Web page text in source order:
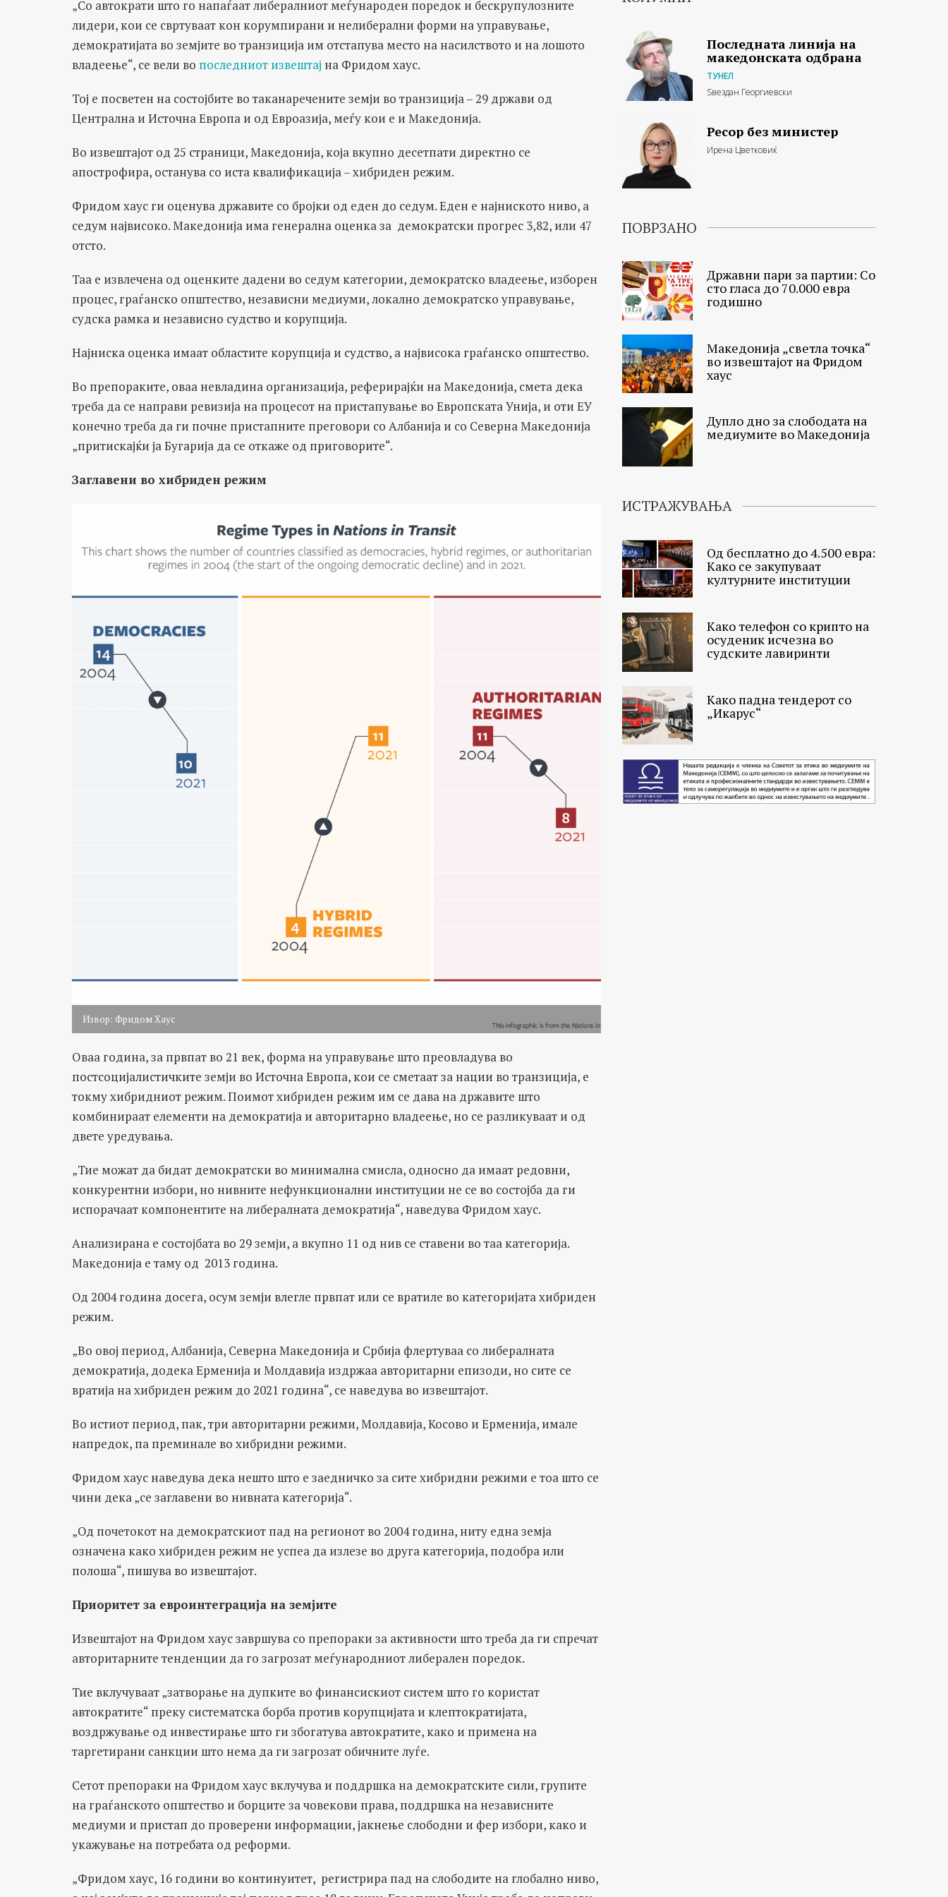
„Со автократи што го напаѓаат либералниот меѓународен поредок и бескрупулозните
лидери, кои се свртуваат кон корумпирани и нелиберални форми на управување,
демократијата во земјите во транзиција им отстапува место на насилството и на лошото
владеење“, се вели во последниот извештај на Фридом хаус.
Тој е посветен на состојбите во таканаречените земји во транзиција – 29 држави од
Централна и Источна Европа и од Евроазија, меѓу кои е и Македонија.
Во извештајот од 25 страници, Македонија, која вкупно десетпати директно се
апострофира, останува со иста квалификација – хибриден режим.
Фридом хаус ги оценува државите со бројки од еден до седум. Еден е најниското ниво, а
седум највисоко. Македoнија има генерална оценка за демократски прогрес 3,82, или 47
отсто.
Таа е извлечена од оценките дадени во седум категории, демократско владеење, изборен
процес, граѓанско општество, независни медиуми, локално демократско управување,
судска рамка и независно судство и корупција.
Најниска оценка имаат областите корупција и судство, а највисока граѓанско општество.
Во препораките, оваа невладина организација, реферирајќи на Македонија, смета дека
треба да се направи ревизија на процесот на пристапување во Европската Унија, и оти ЕУ
конечно треба да ги почне пристапните преговори со Албанија и со Северна Македонија
„притискајќи ја Бугарија да се откаже од приговорите“.
Заглавени во хибриден режим
Извор: Фридом Хаус
Оваа година, за првпат во 21 век, форма на управување што преовладува во
постсоцијалистичките земји во Источна Европа, кои се сметаат за нации во транзиција, е
токму хибридниот режим. Поимот хибриден режим им се дава на државите што
комбинираат елементи на демократија и авторитарно владеење, но се разликуваат и од
двете уредувања.
„Тие можат да бидат демократски во минимална смисла, односно да имаат редовни,
конкурентни избори, но нивните нефункционални институции не се во состојба да ги
испорачаат компонентите на либералната демократија“, наведува Фридом хаус.
Анализирана е состојбата во 29 земји, а вкупно 11 од нив се ставени во таа категорија.
Македонија е таму од 2013 година.
Од 2004 година досега, осум земји влегле првпат или се вратиле во категоријата хибриден
режим.
„Во овој период, Албанија, Северна Македонија и Србија флертуваа со либералната
демократија, додека Ерменија и Молдавија издржаа авторитарни епизоди, но сите се
вратија на хибриден режим до 2021 година“, се наведува во извештајот.
Во истиот период, пак, три авторитарни режими, Молдавија, Косово и Ерменија, имале
напредок, па преминале во хибридни режими.
Фридом хаус наведува дека нешто што е заедничко за сите хибридни режими е тоа што се
чини дека „се заглавени во нивната категорија“.
„Од почетокот на демократскиот пад на регионот во 2004 година, ниту една земја
означена како хибриден режим не успеа да излезе во друга категорија, подобра или
полоша“, пишува во извештајот.
Приоритет за евроинтеграција на земјите
Извештајот на Фридом хаус завршува со препораки за активности што треба да ги спречат
авторитарните тенденции да го загрозат меѓународниот либерален поредок.
Тие вклучуваат „затворање на дупките во финансискиот систем што го користат
автократите“ преку систематска борба против корупцијата и клептократијата,
воздржување од инвестирање што ги збогатува автократите, како и примена на
таргетирани санкции што нема да ги загрозат обичните луѓе.
Сетот препораки на Фридом хаус вклучува и поддршка на демократските сили, групите
на граѓанското општество и борците за човекови права, поддршка на независните
медиуми и пристап до проверени информации, јакнење слободни и фер избори, како и
укажување на потребата од реформи.
„Фридом хаус, 16 години во континуитет, регистрира пад на слободите на глобално ниво,
Последната линија на
македонската одбрана
ТУНЕЛ
Ѕвездан Георгиевски
Ресор без министер
Ирена Цветковиќ
ПОВРЗАНО
Државни пари за партии: Со
сто гласа до 70.000 евра
годишно
Македонија „светла точка“
во извештајот на Фридом
хаус
Дупло дно за слободата на
медиумите во Македонија
ИСТРАЖУВАЊА
Од бесплатно до 4.500 евра:
Како се закупуваат
културните институции
Како телефон со крипто на
осуденик исчезна во
судските лавиринти
Како падна тендерот со
„Икарус“